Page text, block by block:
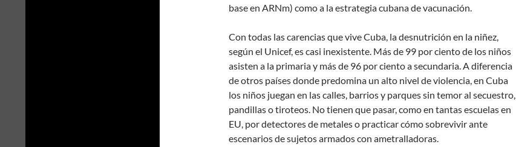
base en ARNm) como a la estrategia cubana de vacunación.
Con todas las carencias que vive Cuba, la desnutrición en la niñez,
según el Unicef, es casi inexistente. Más de 99 por ciento de los niños
asisten a la primaria y más de 96 por ciento a secundaria. A diferencia
de otros países donde predomina un alto nivel de violencia, en Cuba
los niños juegan en las calles, barrios y parques sin temor al secuestro,
pandillas o tiroteos. No tienen que pasar, como en tantas escuelas en
EU, por detectores de metales o practicar cómo sobrevivir ante
escenarios de sujetos armados con ametralladoras.